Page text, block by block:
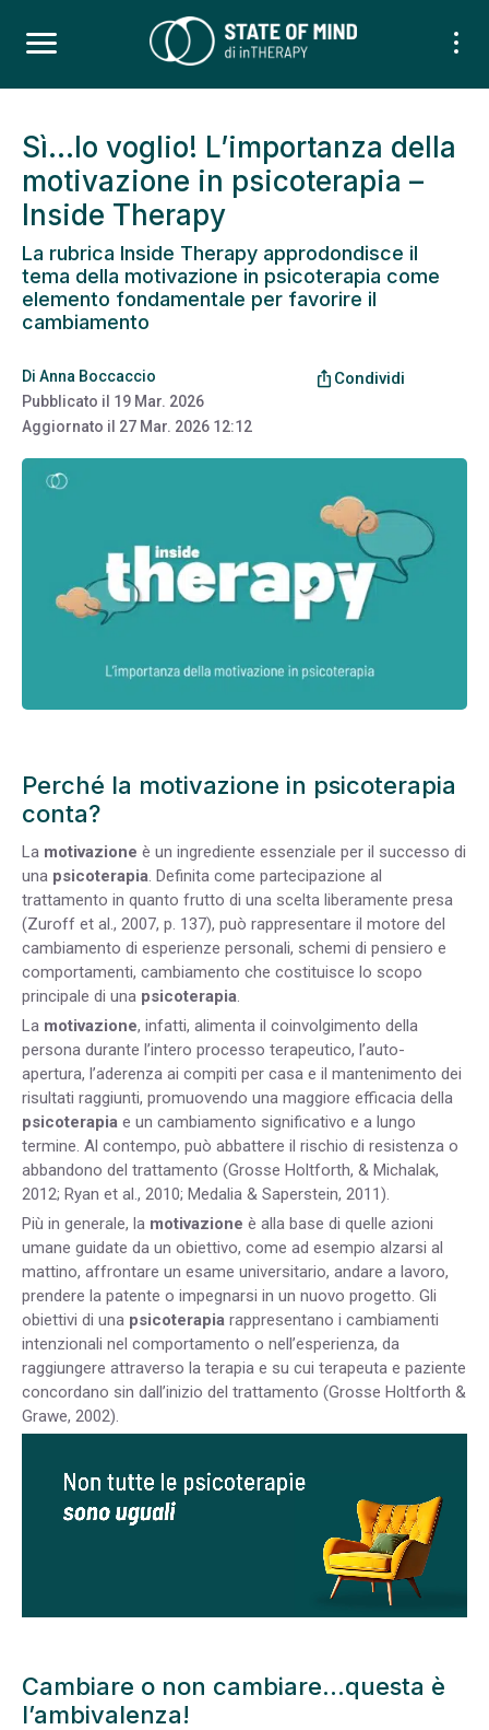
Sì…lo voglio! L’importanza della
motivazione in psicoterapia –
Inside Therapy
La rubrica Inside Therapy approdondisce il
tema della motivazione in psicoterapia come
elemento fondamentale per favorire il
cambiamento
Di Anna Boccaccio
Pubblicato il 19 Mar. 2026
Aggiornato il 27 Mar. 2026 12:12
ios_share Condividi
Perché la motivazione in psicoterapia
conta?
La motivazione è un ingrediente essenziale per il successo di
una psicoterapia. Definita come partecipazione al
trattamento in quanto frutto di una scelta liberamente presa
(Zuroff et al., 2007, p. 137), può rappresentare il motore del
cambiamento di esperienze personali, schemi di pensiero e
comportamenti, cambiamento che costituisce lo scopo
principale di una psicoterapia.
La motivazione, infatti, alimenta il coinvolgimento della
persona durante l’intero processo terapeutico, l’auto-
apertura, l’aderenza ai compiti per casa e il mantenimento dei
risultati raggiunti, promuovendo una maggiore efficacia della
psicoterapia e un cambiamento significativo e a lungo
termine. Al contempo, può abbattere il rischio di resistenza o
abbandono del trattamento (Grosse Holtforth, & Michalak,
2012; Ryan et al., 2010; Medalia & Saperstein, 2011).
Più in generale, la motivazione è alla base di quelle azioni
umane guidate da un obiettivo, come ad esempio alzarsi al
mattino, affrontare un esame universitario, andare a lavoro,
prendere la patente o impegnarsi in un nuovo progetto. Gli
obiettivi di una psicoterapia rappresentano i cambiamenti
intenzionali nel comportamento o nell’esperienza, da
raggiungere attraverso la terapia e su cui terapeuta e paziente
concordano sin dall’inizio del trattamento (Grosse Holtforth &
Grawe, 2002).
Cambiare o non cambiare…questa è
l’ambivalenza!